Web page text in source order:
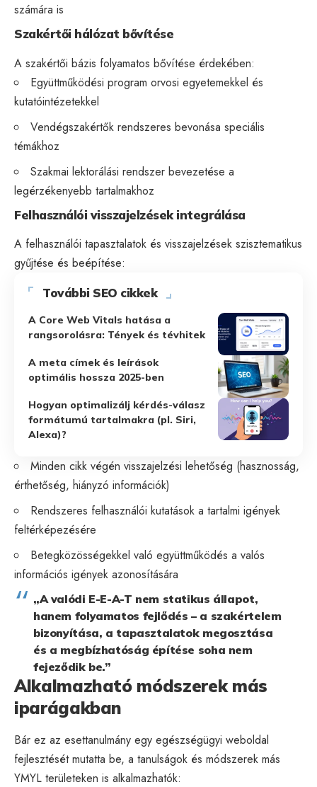
számára is
Szakértői hálózat bővítése
A szakértői bázis folyamatos bővítése érdekében:
Együttműködési program orvosi egyetemekkel és
kutatóintézetekkel
Vendégszakértők rendszeres bevonása speciális
témákhoz
Szakmai lektorálási rendszer bevezetése a
legérzékenyebb tartalmakhoz
Felhasználói visszajelzések integrálása
A felhasználói tapasztalatok és visszajelzések szisztematikus
gyűjtése és beépítése:
További SEO cikkek
A Core Web Vitals hatása a
rangsorolásra: Tények és tévhitek
A meta címek és leírások
optimális hossza 2025-ben
Hogyan optimalizálj kérdés-válasz
formátumú tartalmakra (pl. Siri,
Alexa)?
Minden cikk végén visszajelzési lehetőség (hasznosság,
érthetőség, hiányzó információk)
Rendszeres felhasználói kutatások a tartalmi igények
feltérképezésére
Betegközösségekkel való együttműködés a valós
információs igények azonosítására
„A valódi E-E-A-T nem statikus állapot,
hanem folyamatos fejlődés – a szakértelem
bizonyítása, a tapasztalatok megosztása
és a megbízhatóság építése soha nem
fejeződik be.”
Alkalmazható módszerek más
iparágakban
Bár ez az esettanulmány egy egészségügyi weboldal
fejlesztését mutatta be, a tanulságok és módszerek más
YMYL területeken is alkalmazhatók: